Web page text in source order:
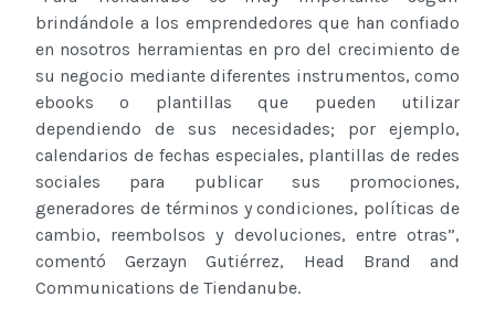
brindándole a los emprendedores que han confiado
en nosotros herramientas en pro del crecimiento de
su negocio mediante diferentes instrumentos, como
ebooks o plantillas que pueden utilizar
dependiendo de sus necesidades; por ejemplo,
calendarios de fechas especiales, plantillas de redes
sociales para publicar sus promociones,
generadores de términos y condiciones, políticas de
cambio, reembolsos y devoluciones, entre otras”,
comentó Gerzayn Gutiérrez, Head Brand and
Communications de Tiendanube.